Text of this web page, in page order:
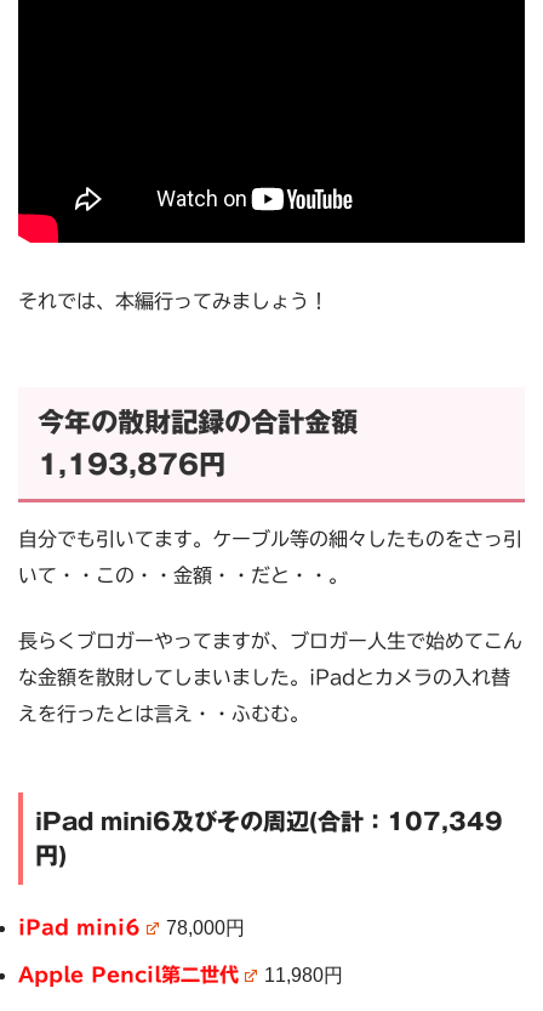
それでは、本編行ってみましょう！
今年の散財記録の合計金額
1,193,876円
自分でも引いてます。ケーブル等の細々したものをさっ引
いて・・この・・金額・・だと・・。
長らくブロガーやってますが、ブロガー人生で始めてこん
な金額を散財してしまいました。iPadとカメラの入れ替
えを行ったとは言え・・ふむむ。
iPad mini6及びその周辺(合計：107,349
円)
iPad mini6 78,000円
Apple Pencil第二世代 11,980円